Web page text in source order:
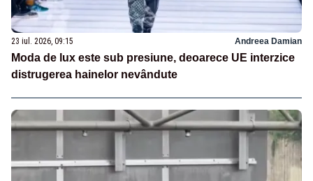
23 iul. 2026, 09:15 Andreea Damian
Moda de lux este sub presiune, deoarece UE interzice
distrugerea hainelor nevândute